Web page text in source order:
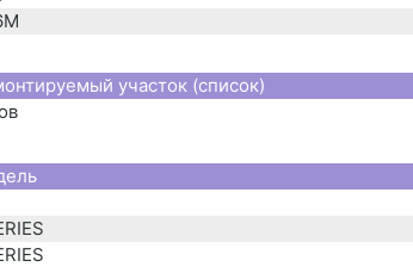
участок (список)